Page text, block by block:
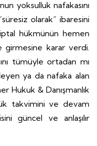
yoksulluk nafakasını
olarak” ibaresini
hükmünün hemen
girmesine karar verdi.
tümüyle ortadan mı
ya da nafaka alan
Hukuk & Danışmanlık
takvimini ve devam
güncel ve anlaşılır